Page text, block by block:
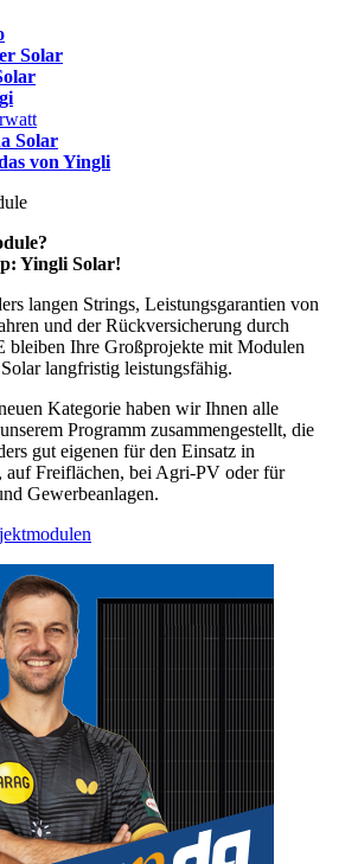
Solar
Solar
von Yingli
Yingli Solar!
langen Strings, Leistungsgarantien von
und der Rückversicherung durch
bleiben Ihre Großprojekte mit Modulen
langfristig leistungsfähig.
Kategorie haben wir Ihnen alle
Programm zusammengestellt, die
gut eigenen für den Einsatz in
auf Freiflächen, bei Agri-PV oder für
Gewerbeanlagen.